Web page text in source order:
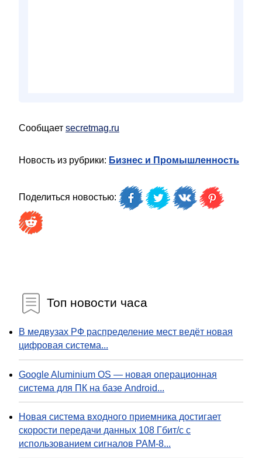
Сообщает secretmag.ru
Новость из рубрики: Бизнес и Промышленность
Поделиться новостью:
Топ новости часа
В медвузах РФ распределение мест ведёт новая
цифровая система...
Google Aluminium OS — новая операционная
система для ПК на базе Android...
Новая система входного приемника достигает
скорости передачи данных 108 Гбит/с с
использованием сигналов PAM-8...